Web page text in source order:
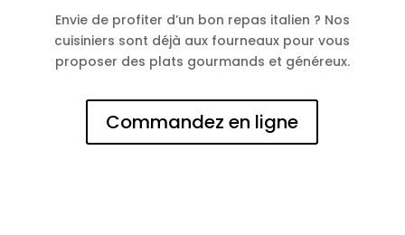
Envie de profiter d’un bon repas italien ? Nos
cuisiniers sont déjà aux fourneaux pour vous
proposer des plats gourmands et généreux.
Commandez en ligne